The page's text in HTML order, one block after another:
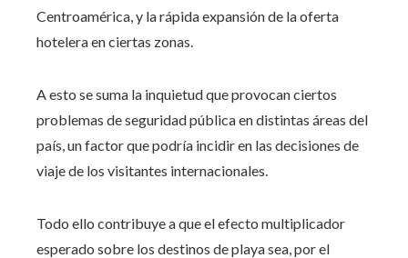
Centroamérica, y la rápida expansión de la oferta
hotelera en ciertas zonas.
A esto se suma la inquietud que provocan ciertos
problemas de seguridad pública en distintas áreas del
país, un factor que podría incidir en las decisiones de
viaje de los visitantes internacionales.
Todo ello contribuye a que el efecto multiplicador
esperado sobre los destinos de playa sea, por el